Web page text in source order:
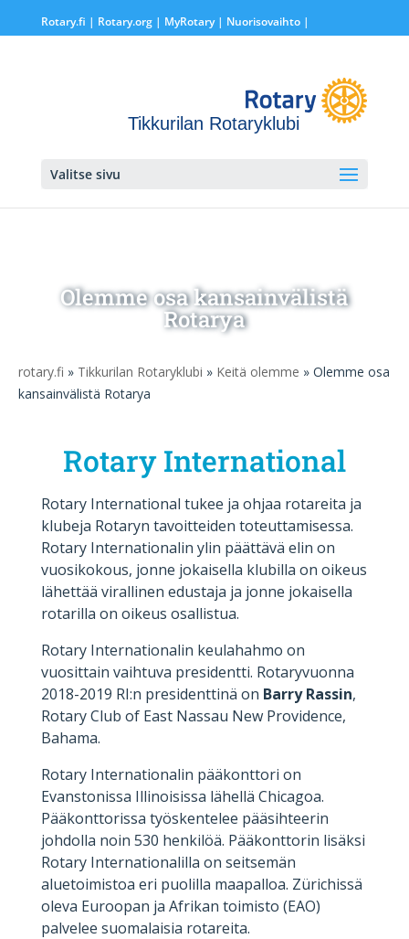
Rotary.fi | Rotary.org| MyRotary | Nuorisovaihto|
Tikkurilan Rotaryklubi
Valitse sivu
Olemme osa kansainvälistä
Rotarya
rotary.fi » Tikkurilan Rotaryklubi » Keitä olemme » Olemme osa
kansainvälistä Rotarya
Rotary International
Rotary International tukee ja ohjaa rotareita ja
klubeja Rotaryn tavoitteiden toteuttamisessa.
Rotary Internationalin ylin päättävä elin on
vuosikokous, jonne jokaisella klubilla on oikeus
lähettää virallinen edustaja ja jonne jokaisella
rotarilla on oikeus osallistua.
Rotary Internationalin keulahahmo on
vuosittain vaihtuva presidentti. Rotaryvuonna
2018-2019 RI:n presidenttinä on Barry Rassin,
Rotary Club of East Nassau New Providence,
Bahama.
Rotary Internationalin pääkonttori on
Evanstonissa Illinoisissa lähellä Chicagoa.
Pääkonttorissa työskentelee pääsihteerin
johdolla noin 530 henkilöä. Pääkonttorin lisäksi
Rotary Internationalilla on seitsemän
aluetoimistoa eri puolilla maapalloa. Zürichissä
oleva Euroopan ja Afrikan toimisto (EAO)
palvelee suomalaisia rotareita.